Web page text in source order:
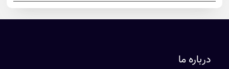
درباره ما